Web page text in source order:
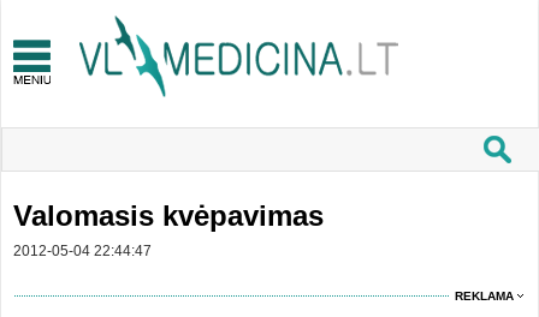
Valomasis kvėpavimas
2012-05-04 22:44:47
REKLAMA